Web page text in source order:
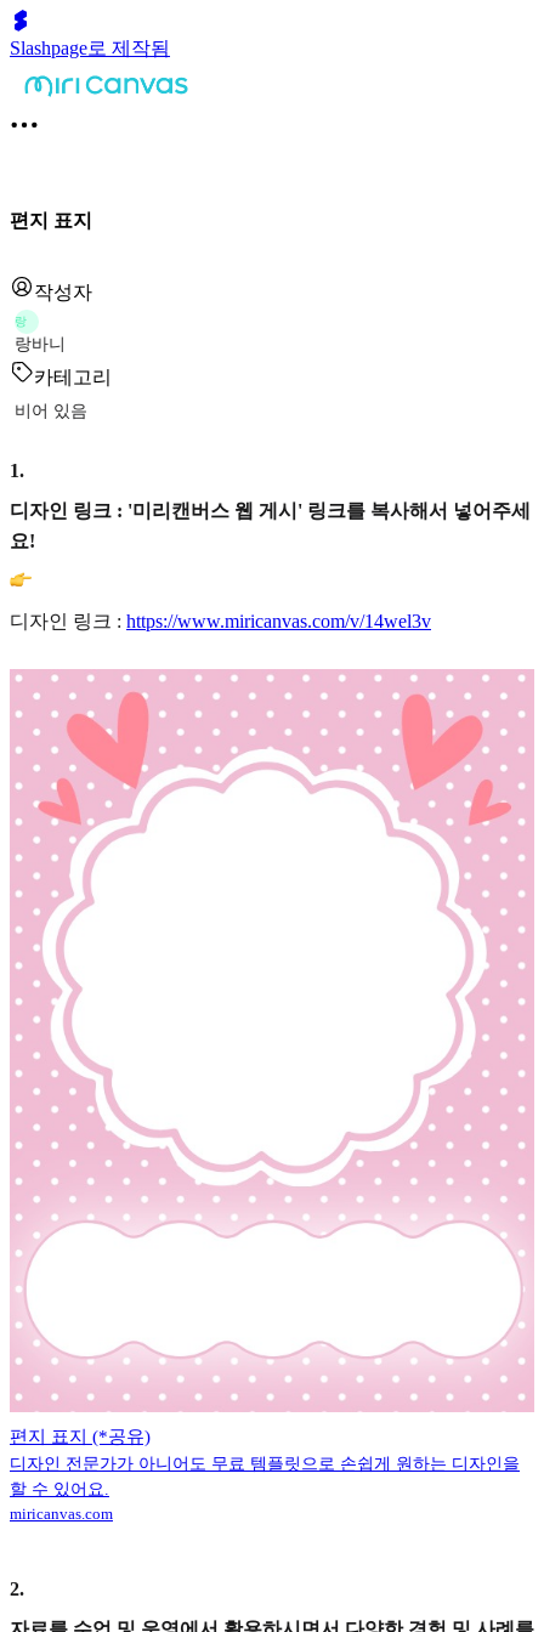
Slashpage로 제작됨
편지 표지
작성자
랑
랑바니
카테고리
비어 있음
1.
디자인 링크 : '미리캔버스 웹 게시' 링크를 복사해서 넣어주세
요!
디자인 링크 : https://www.miricanvas.com/v/14wel3v
편지 표지 (*공유)
디자인 전문가가 아니어도 무료 템플릿으로 손쉽게 원하는 디자인을
할 수 있어요.
miricanvas.com
2.